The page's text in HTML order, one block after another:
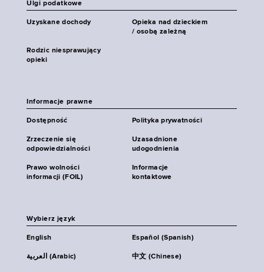
Ulgi podatkowe
Uzyskane dochody
Opieka nad dzieckiem
/ osobą zależną
Rodzic niesprawujący
opieki
Informacje prawne
Dostępność Polityka prywatności
Zrzeczenie się
odpowiedzialności
Uzasadnione
udogodnienia
Prawo wolności
informacji (FOIL)
Informacje
kontaktowe
Wybierz język
English Español (Spanish)
العربية (Arabic) 中文 (Chinese)